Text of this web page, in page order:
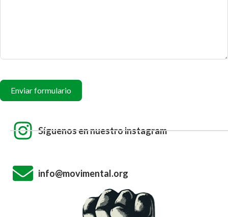
Enviar formulario
Síguenos en nuestro instagram
info@movimental.org